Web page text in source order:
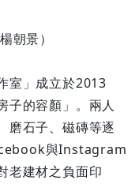
朝景）
室」成立於2013
子的容顏」。兩人
磨石子、磁磚等逐
與Instagram
老建材之負面印